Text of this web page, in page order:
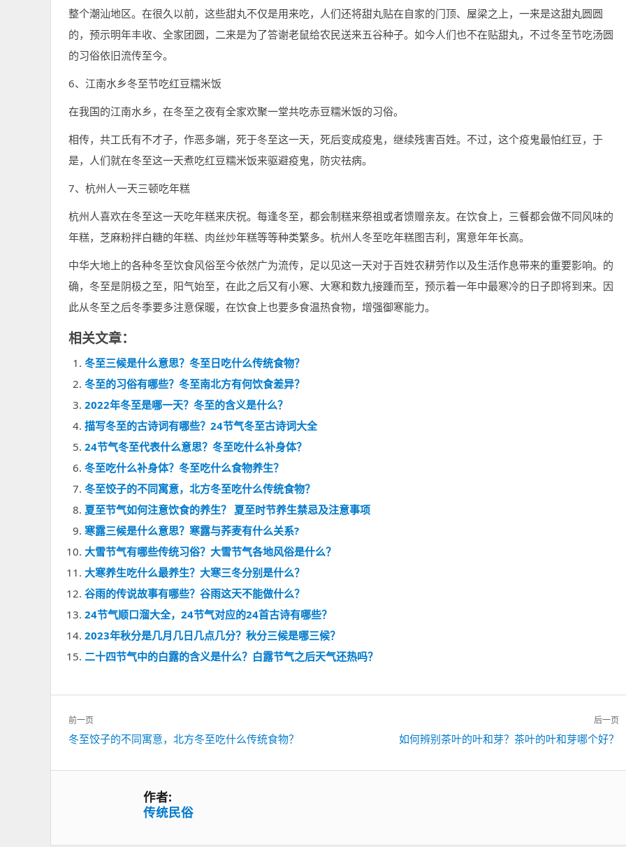
整个潮汕地区。在很久以前，这些甜丸不仅是用来吃，人们还将甜丸贴在自家的门顶、屋梁之上，一来是这甜丸圆圆
的，预示明年丰收、全家团圆，二来是为了答谢老鼠给农民送来五谷种子。如今人们也不在贴甜丸，不过冬至节吃汤圆
的习俗依旧流传至今。
6、江南水乡冬至节吃红豆糯米饭
在我国的江南水乡，在冬至之夜有全家欢聚一堂共吃赤豆糯米饭的习俗。
相传，共工氏有不才子，作恶多端，死于冬至这一天，死后变成疫鬼，继续残害百姓。不过，这个疫鬼最怕红豆，于
是，人们就在冬至这一天煮吃红豆糯米饭来驱避疫鬼，防灾祛病。
7、杭州人一天三顿吃年糕
杭州人喜欢在冬至这一天吃年糕来庆祝。每逢冬至，都会制糕来祭祖或者馈赠亲友。在饮食上，三餐都会做不同风味的
年糕，芝麻粉拌白糖的年糕、肉丝炒年糕等等种类繁多。杭州人冬至吃年糕图吉利，寓意年年长高。
中华大地上的各种冬至饮食风俗至今依然广为流传，足以见这一天对于百姓农耕劳作以及生活作息带来的重要影响。的
确，冬至是阴极之至，阳气始至，在此之后又有小寒、大寒和数九接踵而至，预示着一年中最寒冷的日子即将到来。因
此从冬至之后冬季要多注意保暖，在饮食上也要多食温热食物，增强御寒能力。
相关文章：
冬至三候是什么意思？冬至日吃什么传统食物？
冬至的习俗有哪些？冬至南北方有何饮食差异？
2022年冬至是哪一天？冬至的含义是什么？
描写冬至的古诗词有哪些？24节气冬至古诗词大全
24节气冬至代表什么意思？冬至吃什么补身体？
冬至吃什么补身体？冬至吃什么食物养生？
冬至饺子的不同寓意，北方冬至吃什么传统食物？
夏至节气如何注意饮食的养生？ 夏至时节养生禁忌及注意事项
寒露三候是什么意思？寒露与荞麦有什么关系?
大雪节气有哪些传统习俗？大雪节气各地风俗是什么？
大寒养生吃什么最养生？大寒三冬分别是什么？
谷雨的传说故事有哪些？谷雨这天不能做什么？
24节气顺口溜大全，24节气对应的24首古诗有哪些？
2023年秋分是几月几日几点几分？秋分三候是哪三候？
二十四节气中的白露的含义是什么？白露节气之后天气还热吗？
文
章
导
航
前一页
上
篇：
冬至饺子的不同寓意，北方冬至吃什么传统食物？
后一页
篇：
如何辨别茶叶的叶和芽？茶叶的叶和芽哪个好？
作者:
传统民俗